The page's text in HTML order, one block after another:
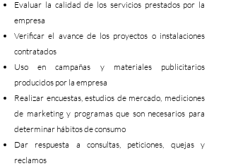
Evaluar la calidad de los servicios prestados por la
empresa
Verificar el avance de los proyectos o instalaciones
contratados
Uso en campañas y materiales publicitarios
producidos por la empresa
Realizar encuestas, estudios de mercado, mediciones
de marketing y programas que son necesarios para
determinar hábitos de consumo
Dar respuesta a consultas, peticiones, quejas y
reclamos